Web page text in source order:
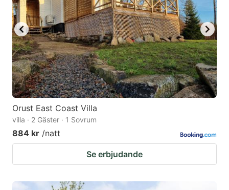
Orust East Coast Villa
villa · 2 Gäster · 1 Sovrum
884 kr /natt
Se erbjudande